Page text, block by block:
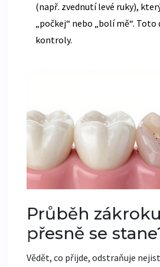
(např. zvednutí levé ruky),
„počkej“ nebo „bolí mě“.
kontroly.
Průběh
přesně se
Vědět, co přijde, odstraňuje